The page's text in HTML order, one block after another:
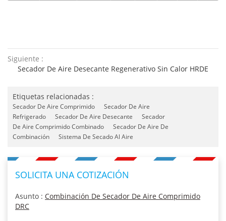
Siguiente :
Secador De Aire Desecante Regenerativo Sin Calor HRDE
Etiquetas relacionadas :
Secador De Aire Comprimido
Secador De Aire
Refrigerado
Secador De Aire Desecante
Secador
De Aire Comprimido Combinado
Secador De Aire De
Combinación
Sistema De Secado Al Aire
SOLICITA UNA COTIZACIÓN
Asunto : Combinación De Secador De Aire Comprimido
DRC